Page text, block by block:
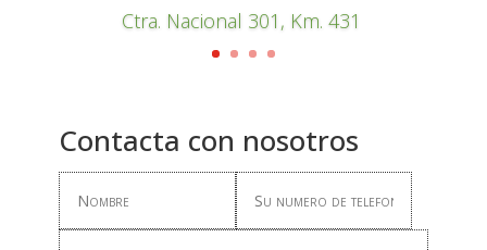
Ctra. Nacional 301, Km. 431
Contacta con nosotros